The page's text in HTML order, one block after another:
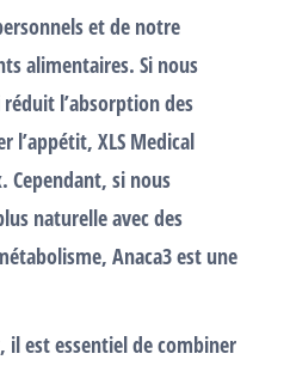
et de notre
alimentaires. Si nous
l’absorption des
l’appétit, XLS Medical
Cependant, si nous
naturelle avec des
Anaca3 est une
est essentiel de combiner